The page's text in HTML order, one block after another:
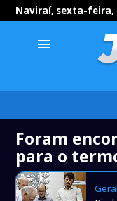
Naviraí, sexta-feira,
menu
Foram
para o
Geral